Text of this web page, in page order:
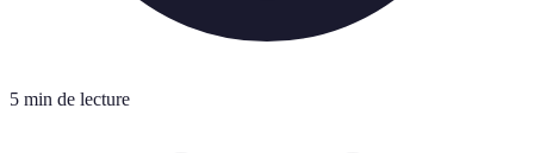
5 min de lecture